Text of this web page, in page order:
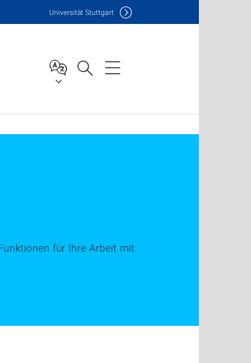
Universität Stuttgart
für Ihre Arbeit mit